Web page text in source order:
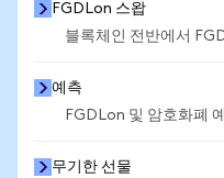
FGDLon 스왑
블록체인 전반에서
예측
FGDLon 및 암호화폐
무기한 선물